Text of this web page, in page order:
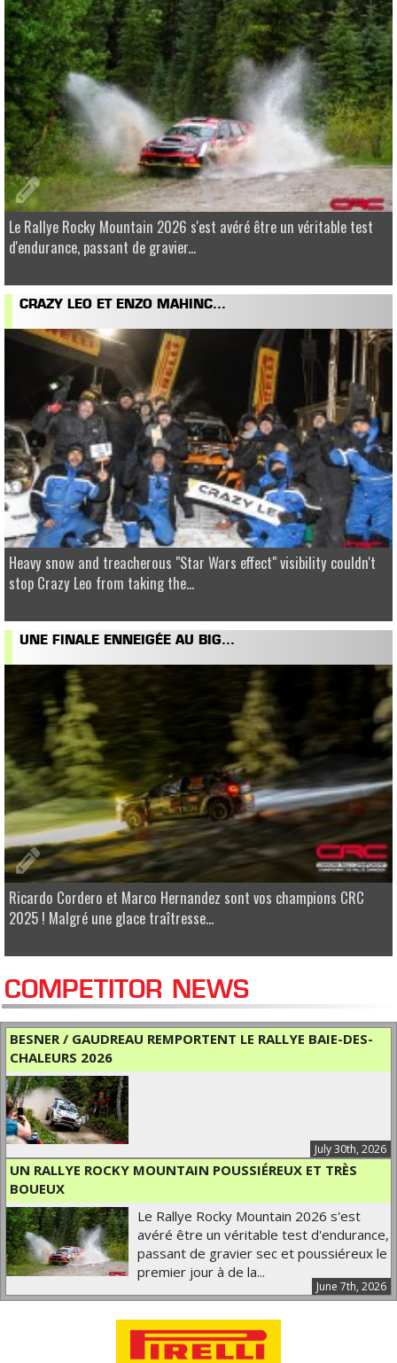
Le Rallye Rocky Mountain 2026 s'est avéré être un véritable test
d'endurance, passant de gravier...
CRAZY LEO ET ENZO MAHINC...
Heavy snow and treacherous "Star Wars effect" visibility couldn't
stop Crazy Leo from taking the...
UNE FINALE ENNEIGÉE AU BIG...
Ricardo Cordero et Marco Hernandez sont vos champions CRC
2025 ! Malgré une glace traîtresse...
COMPETITOR NEWS
BESNER / GAUDREAU REMPORTENT LE RALLYE BAIE-DES-
CHALEURS 2026
July 30th, 2026
UN RALLYE ROCKY MOUNTAIN POUSSIÉREUX ET TRÈS
BOUEUX
June 7th, 2026
Le Rallye Rocky Mountain 2026 s'est
avéré être un véritable test d'endurance,
passant de gravier sec et poussiéreux le
premier jour à de la...